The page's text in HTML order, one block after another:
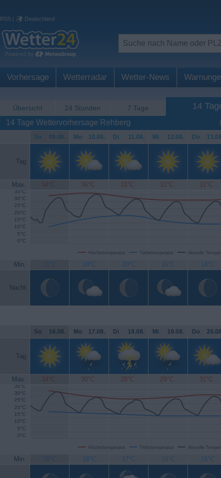
RSS | Deutschland
Vorhersage Wetterradar Wetter-News
Übersicht 24 Stunden 7 Tage 14
14 Tage Wettervorhersage Rehberg
So. 09.08. Mo. 10.08. Di. 11.08. Mi. 12.08. Do.
Tag
Max. 34°C 36°C 33°C 31°C 31°C
Höchsttemperatur Tiefsttemperatur Aktuelle
0°C
5°C
10°C
15°C
20°C
25°C
30°C
35°C
Min. 12°C 18°C 20°C 16°C 14°C
Nacht
So. 16.08. Mo. 17.08. Di. 18.08. Mi. 19.08. Do.
Tag
Max. 34°C 30°C 28°C 29°C 31°C
Höchsttemperatur Tiefsttemperatur Aktuelle
0°C
5°C
10°C
15°C
20°C
25°C
30°C
35°C
Min. 19°C 18°C 17°C 16°C 16°C